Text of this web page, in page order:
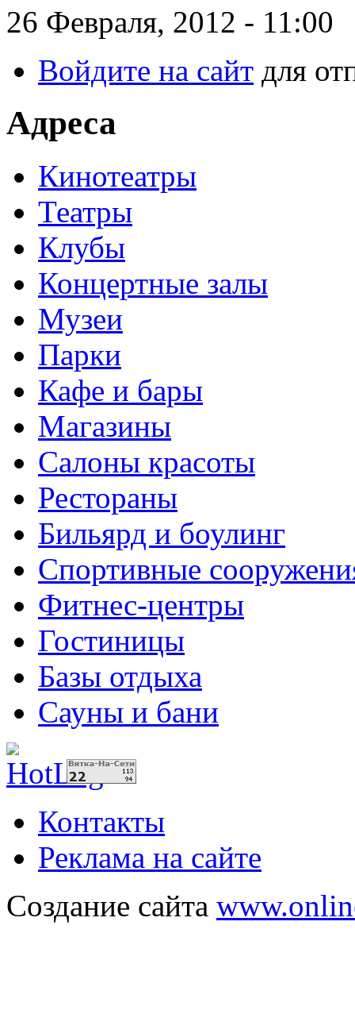
26 Февраля, 2012 - 11:00
Войдите на сайт для
Адреса
Кинотеатры
Театры
Клубы
Концертные залы
Музеи
Парки
Кафе и бары
Магазины
Салоны красоты
Рестораны
Бильярд и боулинг
Спортивные
Фитнес-центры
Гостиницы
Базы отдыха
Сауны и бани
Контакты
Реклама на сайте
Создание сайта